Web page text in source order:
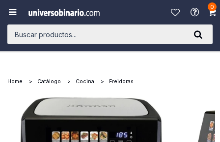
0

Home Catálogo Cocina Freidoras